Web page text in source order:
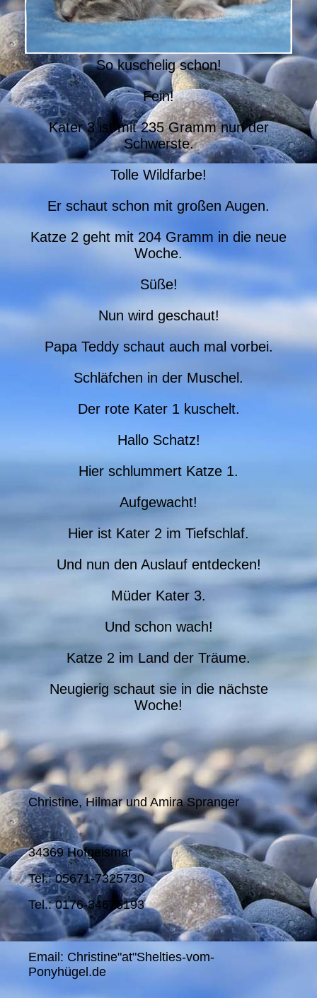
So kuschelig schon!
Fein!
Kater 3 ist mit 235 Gramm nun der
Schwerste.
Tolle Wildfarbe!
Er schaut schon mit großen Augen.
Katze 2 geht mit 204 Gramm in die neue
Woche.
Süße!
Nun wird geschaut!
Papa Teddy schaut auch mal vorbei.
Schläfchen in der Muschel.
Der rote Kater 1 kuschelt.
Hallo Schatz!
Hier schlummert Katze 1.
Aufgewacht!
Hier ist Kater 2 im Tiefschlaf.
Und nun den Auslauf entdecken!
Müder Kater 3.
Und schon wach!
Katze 2 im Land der Träume.
Neugierig schaut sie in die nächste
Woche!
Christine, Hilmar und Amira Spranger
34369 Hofgeismar
Tel.: 05671-7325730
Tel.: 0176-34675193
Email: Christine"at"Shelties-vom-
Ponyhügel.de